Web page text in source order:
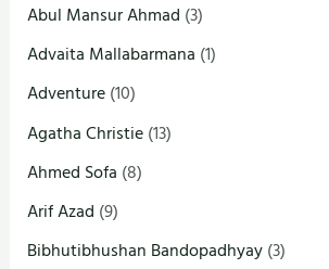
Abul Mansur Ahmad (3)
Advaita Mallabarmana (1)
Adventure(10)
Agatha Christie(13)
Ahmed Sofa (8)
Arif Azad (9)
Bibhutibhushan Bandopadhyay(3)